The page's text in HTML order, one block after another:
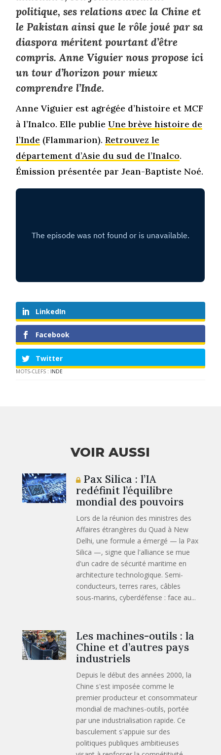
politique, ses relations avec la Chine et
le Pakistan ainsi que le rôle joué par sa
diaspora méritent pourtant d’être
compris. Anne Viguier nous propose ici
un tour d’horizon pour mieux
comprendre l’Inde.
Anne Viguier est agrégée d’histoire et MCF
à l’Inalco. Elle publieUne brève histoire de
l’Inde (Flammarion).Retrouvez le
département d’Asie du sud de l’Inalco.
Émission présentée par Jean-Baptiste Noé.
LinkedIn
Facebook
Twitter
MOTS-CLEFS : INDE
VOIR AUSSI
Pax Silica : l’IA
redéfinit l’équilibre
mondial des pouvoirs
Lors de la réunion des ministres des
Affaires étrangères du Quad à New
Delhi, une formule a émergé — la Pax
Silica —, signe que l'alliance se mue
d'un cadre de sécurité maritime en
architecture technologique. Semi-
conducteurs, terres rares, câbles
sous-marins, cyberdéfense : face au...
Les machines-outils : la
Chine et d’autres pays
industriels
Depuis le début des années 2000, la
Chine s'est imposée comme le
premier producteur et consommateur
mondial de machines-outils, portée
par une industrialisation rapide. Ce
basculement s'appuie sur des
politiques publiques ambitieuses